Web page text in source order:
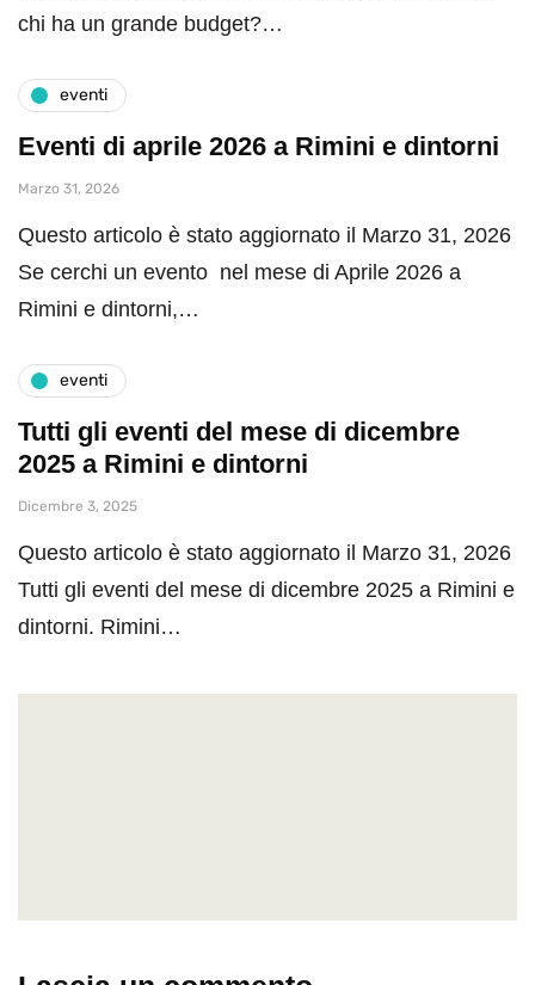
chi ha un grande budget?…
eventi
Eventi di aprile 2026 a Rimini e dintorni
Marzo 31, 2026
Questo articolo è stato aggiornato il Marzo 31, 2026
Se cerchi un evento nel mese di Aprile 2026 a
Rimini e dintorni,…
eventi
Tutti gli eventi del mese di dicembre
2025 a Rimini e dintorni
Dicembre 3, 2025
Questo articolo è stato aggiornato il Marzo 31, 2026
Tutti gli eventi del mese di dicembre 2025 a Rimini e
dintorni. Rimini…